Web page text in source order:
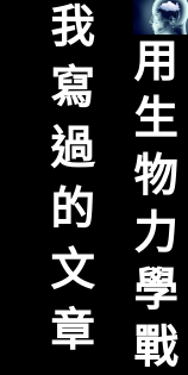
我
寫
過
的
文
章
用
生
物
力
學
戰